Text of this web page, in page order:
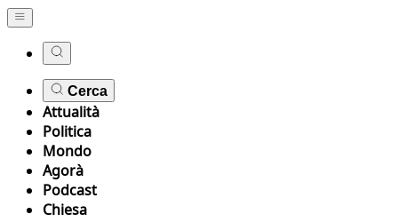
Cerca
Attualità
Politica
Mondo
Agorà
Podcast
Chiesa